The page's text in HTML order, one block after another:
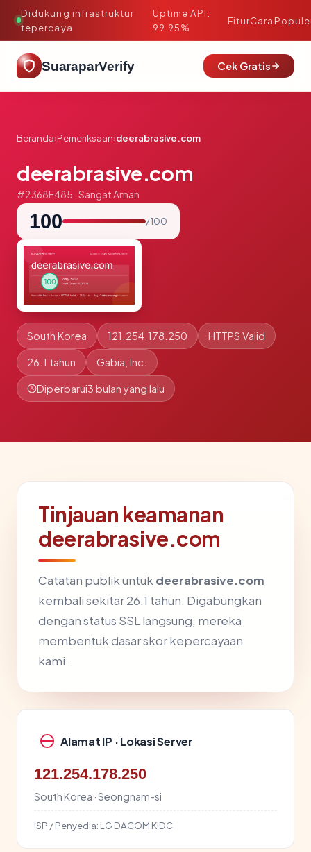
Didukung infrastruktur
tepercaya
·
Uptime API:
99.95%
FiturCara
SuaraparVerify Cek Gratis
Beranda›Pemeriksaan›deerabrasive.com
deerabrasive.com
#2368E485 · Sangat Aman
100 / 100
South Korea 121.254.178.250 HTTPS Valid
26.1 tahun Gabia, Inc.
Diperbarui3 bulan yang lalu
Tinjauan keamanan
deerabrasive.com
Catatan publik untuk deerabrasive.com
kembali sekitar 26.1 tahun. Digabungkan
dengan status SSL langsung, mereka
membentuk dasar skor kepercayaan
kami.
Alamat IP · Lokasi Server
121.254.178.250
South Korea · Seongnam-si
ISP / Penyedia: LG DACOM KIDC